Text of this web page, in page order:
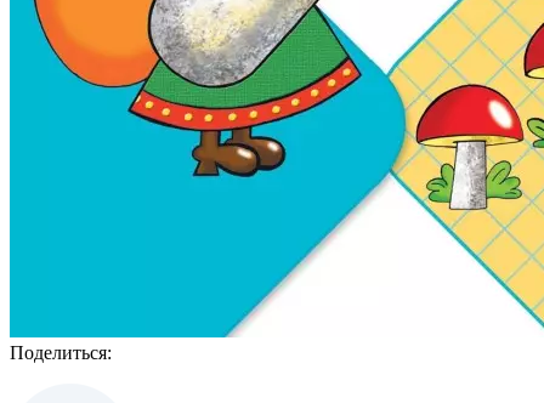
Поделиться: